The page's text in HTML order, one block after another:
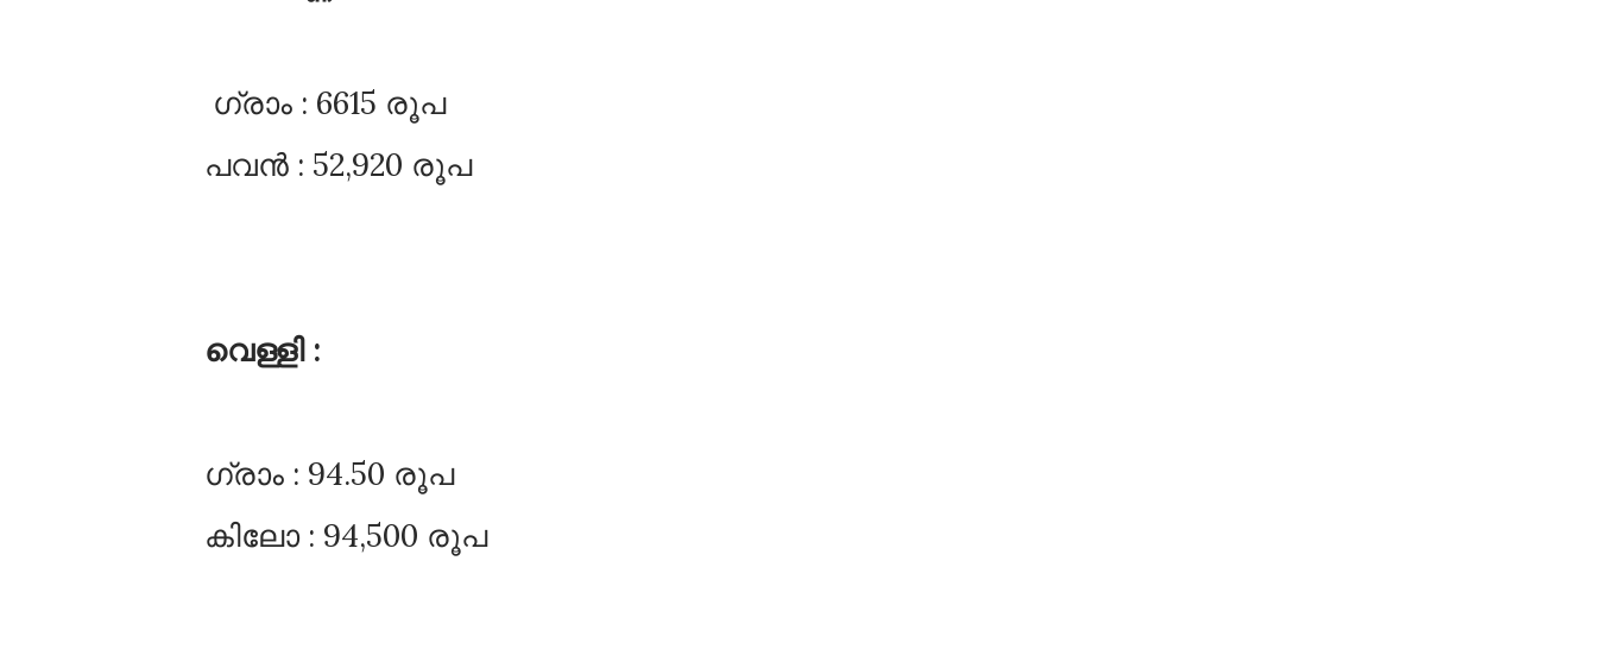
ഗ്രാം : 6615 രൂപ
പവൻ : 52,920 രൂപ
വെള്ളി :
ഗ്രാം : 94.50 രൂപ
കിലോ : 94,500 രൂപ